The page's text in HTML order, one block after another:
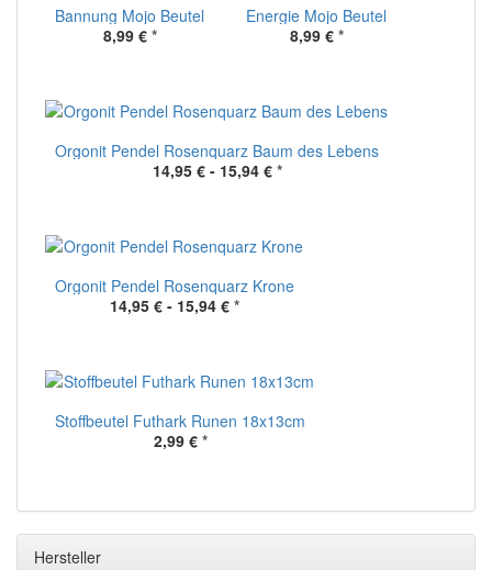
Bannung Mojo Beutel
8,99 € *
Energie Mojo Beutel
8,99 € *
Orgonit Pendel Rosenquarz Baum des Lebens
14,95 € - 15,94 € *
Orgonit Pendel Rosenquarz Krone
14,95 € - 15,94 € *
Stoffbeutel Futhark Runen 18x13cm
2,99 € *
Hersteller